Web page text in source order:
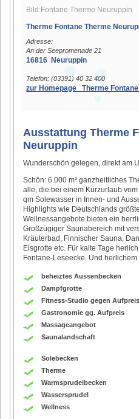
Bild:Fontane Therme Neuruppin
Therme Fontane Therme
Adresse:
An der Seepromenade 21
16816 Neuruppin
Telefon: (03391) 40 32 400
zur Homepage Therme
Ausstattung Therme
Neuruppin
Wunderschön gelegen, direkt am
Schön: 6.000 m² ganzheitliches
alle, die bei einem Kurzurlaub
qm Solewasser in Innen- und
Highlights wie Deutschlands
Wellnessangebote bieten ein
Großzügiger Saunabereich mit
Kräuterbad, Finnischer Sauna,
Eisgrotte etc. Für kalte Tage
Fontane-Leseecke. Und
beheiztes Aussenbecken
Dampfgrotte
Fitness-Studio gegen Aufpreis
Gastronomie gg. Aufpreis
Massageangebot
Saunalandschaft
Solebecken
Therme
Warmsprudelbecken
Wassersprudel
Wellness